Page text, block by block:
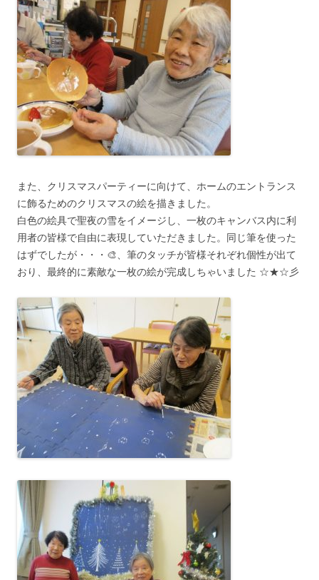
また、クリスマスパーティーに向けて、ホームのエントランス
に飾るためのクリスマスの絵を描きました。
白色の絵具で聖夜の雪をイメージし、一枚のキャンバス内に利
用者の皆様で自由に表現していただきました。同じ筆を使った
はずでしたが・・・🎨、筆のタッチが皆様それぞれ個性が出て
おり、最終的に素敵な一枚の絵が完成しちゃいました ☆★☆彡